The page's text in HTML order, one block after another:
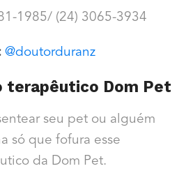
1985/ (24) 3065-3934
@doutorduranz
terapêutico Dom Pet
seu pet ou alguém
só que fofura esse
da Dom Pet.